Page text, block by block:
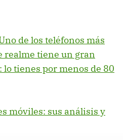
de los teléfonos más
realme tiene un gran
lo tienes por menos de 80
móviles: sus análisis y